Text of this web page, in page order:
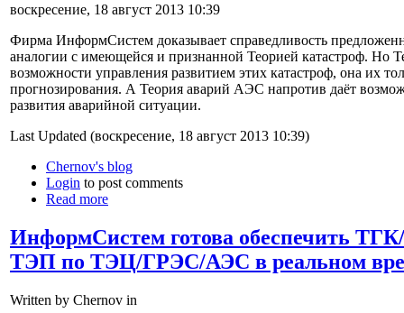
воскресение, 18 август 2013 10:39
Фирма ИнформСистем доказывает справедливость
аналогии с имеющейся и признанной Теорией катастроф. Но
возможности управления развитием этих катастроф, она их
прогнозирования. А Теория аварий АЭС напротив даёт
развития аварийной ситуации.
Last Updated (воскресение, 18 август 2013 10:39)
Chernov's blog
Login to post comments
Read more
ИнформСистем готова обеспечить
ТЭП по ТЭЦ/ГРЭС/АЭС в реальном
Written by Chernov in